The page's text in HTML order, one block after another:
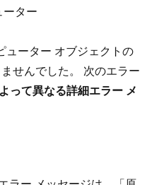
ーター
ーター オブジェクトの
せんでした。 次のエラー
って異なる詳細エラー メ